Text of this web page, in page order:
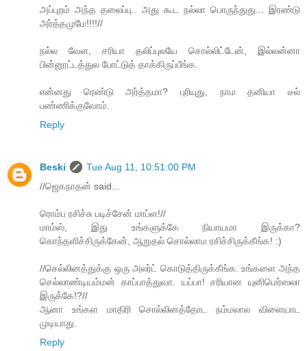
அப்புறம் அந்த தலைப்பு.. அது கூட நல்லா பொருந்துது... இரண்டு
அர்த்தமுமே!!!!//
நல்ல வேள, சரியா தலிப்புலயே சொல்லிட்டேன், இல்லன்னா
பின்னூட்டத்துல போட்டுத் தாக்கிருப்பீங்க.
என்னது ரெண்டு அர்த்தமா? புரியுது, நாம தனியா டீல்
பண்ணிக்குவோம்.
Reply
Beski
Tue Aug 11, 10:51:00 PM
//ஜெகநாதன் said...
ரொம்ப ரசிச்சு படிச்சேன் மாப்ள!//
மாம்ஸ், இது உங்களுக்கே நியாயமா இருக்கா?
கொந்தளிச்சிருக்கேன், ஆறுதல் சொல்லாம ரசிச்சிருக்கீங்க! :)
//செல்லினத்துக்கு ஒரு அலர்ட் ​கொடுத்திருக்கீங்க. உங்களை அந்த
​செல்லாண்டியம்மன் காப்பாத்துவா. யப்பா! சரியான யுனிமெர்ஸலா
இருக்கே!?//
ஆனா உங்கள மாதிரி சொல்லினத்தோட நம்மலால விளையாட
முடியாது.
Reply